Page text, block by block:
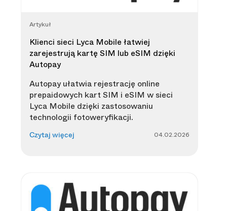
Artykuł
Klienci sieci Lyca Mobile łatwiej
zarejestrują kartę SIM lub eSIM dzięki
Autopay
Autopay ułatwia rejestrację online
prepaidowych kart SIM i eSIM w sieci
Lyca Mobile dzięki zastosowaniu
technologii fotoweryfikacji.
Czytaj więcej 04.02.2026